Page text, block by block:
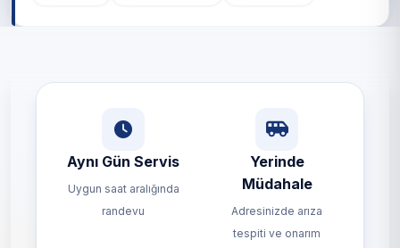
Aynı Gün Servis
Uygun saat aralığında
randevu
Yerinde
Müdahale
Adresinizde arıza
tespiti ve onarım